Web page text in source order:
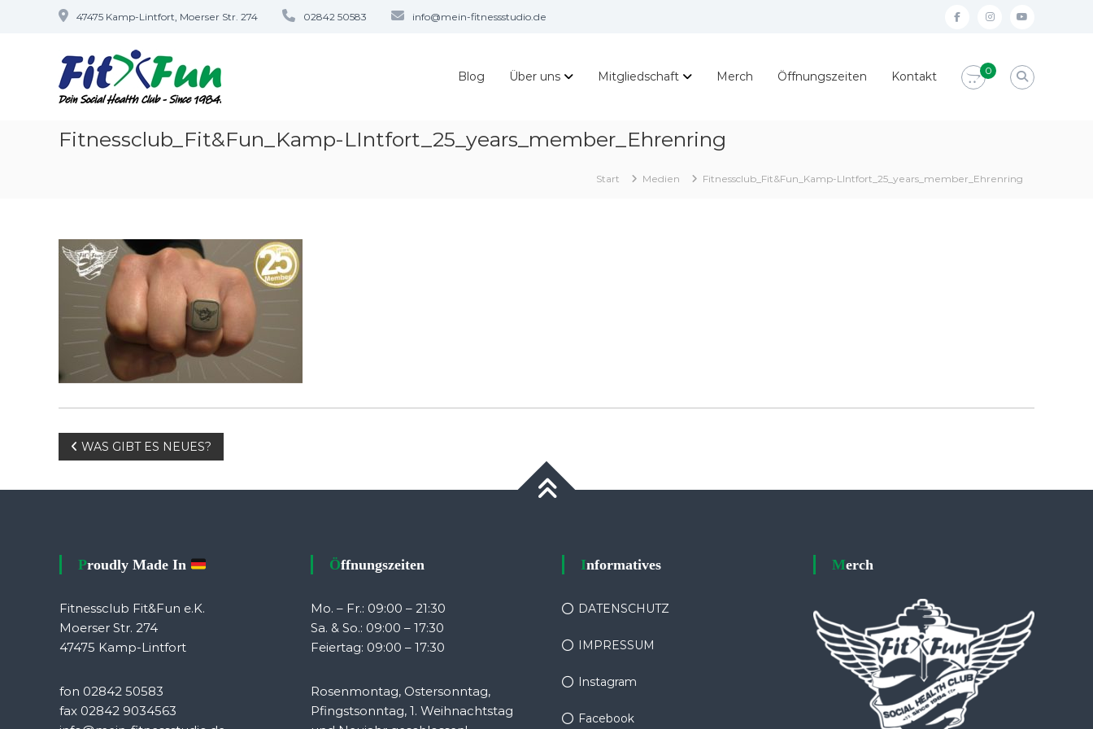
47475 Kamp-Lintfort, Moerser Str. 274 02842 50583 info@mein-fitnessstudio.de #Facebook#Instagram
Fit&Fun
–
Dein
Fitnessstudio
in
Kamp-
–
Since
1984
Blog Über uns Mitgliedschaft Merch Öffnungszeiten Kontakt 0
Fitnessclub_Fit&Fun_Kamp-LIntfort_25_years_member_Ehrenring
Start Medien Fitnessclub_Fit&Fun_Kamp-LIntfort_25_years_member_Ehrenring
Beitragsnavigation
WAS GIBT ES NEUES?
Proudly Made In
Fitnessclub Fit&Fun e.K.
Moerser Str. 274
47475 Kamp-Lintfort
fon 02842 50583
fax 02842 9034563
Öffnungszeiten
Mo. – Fr.: 09:00 – 21:30
Sa. & So.: 09:00 – 17:30
Feiertag: 09:00 – 17:30
Rosenmontag, Ostersonntag,
Pfingstsonntag, 1. Weihnachtstag
Informatives
DATENSCHUTZ
IMPRESSUM
Instagram
Facebook
Merch